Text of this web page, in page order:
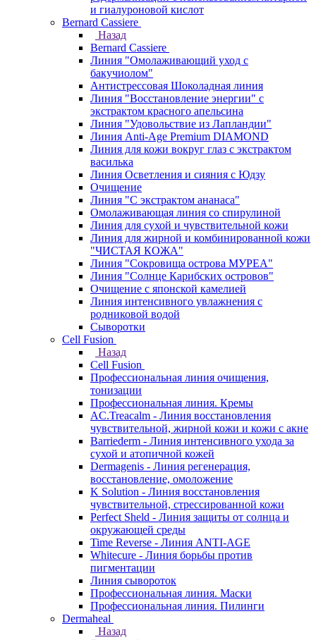
и гиалуроновой кислот
Bernard Cassiere
Назад
Bernard Cassiere
Линия "Омолаживающий уход с
бакучиолом"
Антистрессовая Шоколадная линия
Линия "Восстановление энергии" с
экстрактом красного апельсина
Линия "Удовольствие из Лапландии"
Линия Anti-Age Premium DIAMOND
Линия для кожи вокруг глаз с экстрактом
василька
Линия Осветления и сияния с Юдзу
Очищение
Линия "С экстрактом ананаса"
Омолаживающая линия со спирулиной
Линия для сухой и чувствительной кожи
Линия для жирной и комбинированной кожи
"ЧИСТАЯ КОЖА"
Линия "Сокровища острова МУРЕА"
Линия "Солнце Карибских островов"
Очищение с японской камелией
Линия интенсивного увлажнения с
родниковой водой
Сыворотки
Cell Fusion
Назад
Cell Fusion
Профессиональная линия очищения,
тонизации
Профессиональная линия. Кремы
AC.Treacalm - Линия восстановления
чувствительной, жирной кожи и кожи с акне
Barriederm - Линия интенсивного ухода за
сухой и атопичной кожей
Dermagenis - Линия регенерация,
восстановление, омоложение
K Solution - Линия восстановления
чувствительной, стрессированной кожи
Perfect Sheld - Линия защиты от солнца и
окружающей среды
Time Reverse - Линия ANTI-AGE
Whitecure - Линия борьбы против
пигментации
Линия сывороток
Профессиональная линия. Маски
Профессиональная линия. Пилинги
Dermaheal
Назад